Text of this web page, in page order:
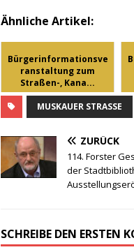
Ähnliche Artikel:
Bürgerinformationsve
ranstaltung zum
Straßen-, Kana...
MUSKAUER STRASSE
ZURÜCK
114. Forster
der
SCHREIBE DEN ERSTEN